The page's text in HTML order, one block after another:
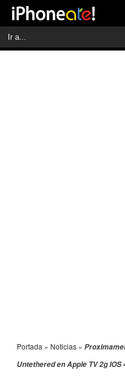
Portada » Noticias »
Untethered en Apple TV 2g IOS